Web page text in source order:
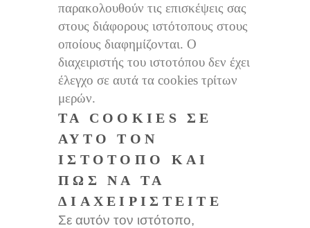
παρακολουθούν τις επισκέψεις σας
στους διάφορους ιστότοπους στους
οποίους διαφημίζονται. Ο
διαχειριστής του ιστοτόπου δεν έχει
έλεγχο σε αυτά τα cookies τρίτων
μερών.
ΤΑ COOKIES ΣΕ
ΑΥΤΌ ΤΟΝ
ΙΣΤΌΤΟΠΟ ΚΑΙ
ΠΏΣ ΝΑ ΤΑ
ΔΙΑΧΕΙΡΙΣΤΕΊΤΕ
Σε αυτόν τον ιστότοπο,